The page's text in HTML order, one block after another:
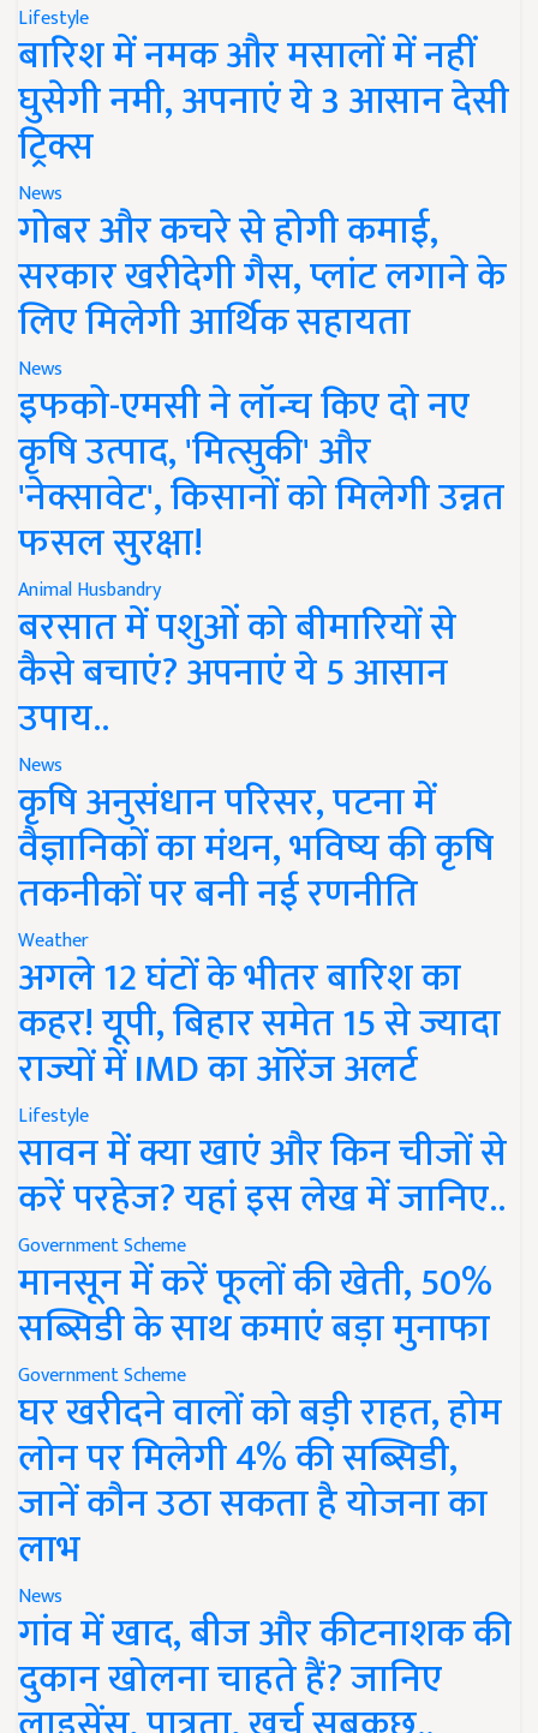
Lifestyle
बारिश में नमक और मसालों में नहीं
घुसेगी नमी, अपनाएं ये 3 आसान देसी
ट्रिक्स
News
गोबर और कचरे से होगी कमाई,
सरकार खरीदेगी गैस, प्लांट लगाने के
लिए मिलेगी आर्थिक सहायता
News
इफको-एमसी ने लॉन्च किए दो नए
कृषि उत्पाद, 'मित्सुकी' और
'नेक्सावेट', किसानों को मिलेगी उन्नत
फसल सुरक्षा!
Animal Husbandry
बरसात में पशुओं को बीमारियों से
कैसे बचाएं? अपनाएं ये 5 आसान
उपाय..
News
कृषि अनुसंधान परिसर, पटना में
वैज्ञानिकों का मंथन, भविष्य की कृषि
तकनीकों पर बनी नई रणनीति
Weather
अगले 12 घंटों के भीतर बारिश का
कहर! यूपी, बिहार समेत 15 से ज्यादा
राज्यों में IMD का ऑरेंज अलर्ट
Lifestyle
सावन में क्या खाएं और किन चीजों से
करें परहेज? यहां इस लेख में जानिए..
Government Scheme
मानसून में करें फूलों की खेती, 50%
सब्सिडी के साथ कमाएं बड़ा मुनाफा
Government Scheme
घर खरीदने वालों को बड़ी राहत, होम
लोन पर मिलेगी 4% की सब्सिडी,
जानें कौन उठा सकता है योजना का
लाभ
News
गांव में खाद, बीज और कीटनाशक की
दुकान खोलना चाहते हैं? जानिए